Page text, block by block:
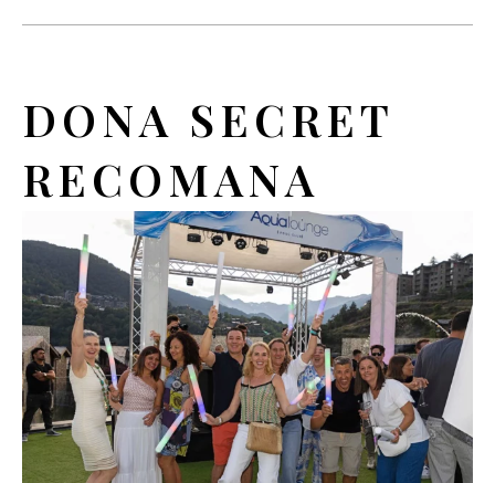
DONA SECRET
RECOMANA